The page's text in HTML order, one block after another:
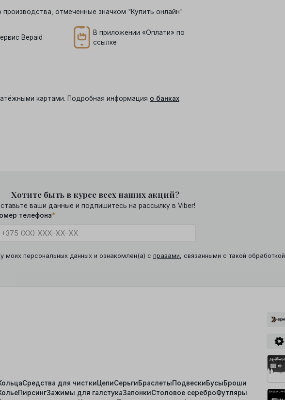
отмеченные значком "Купить онлайн"
Bepaid
В приложении «Оплати» по
ссылке
картами. Подробная информация о банках
Хотите быть в курсе всех наших акций?
ваши данные и подпишитесь на рассылку в Viber!
телефона*
моих персональных данных и ознакомлен(а) с правами, связанными с такой обработкой
Средства для чисткиЦепиСерьгиБраслетыПодвескиБусыБроши
ПирсингЗажимы для галстукаЗапонкиСтоловое сереброФутляры